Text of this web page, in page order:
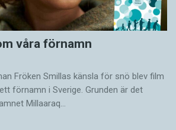
våra förnamn
Fröken Smillas känsla för snö blev film
förnamn i Sverige. Grunden är det
Millaaraq…